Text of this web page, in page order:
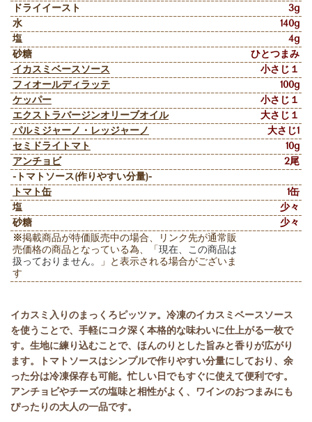
ドライイースト
3g
水
140g
塩
4g
砂糖
ひとつまみ
イカスミベースソース
小さじ１
フィオールディラッテ
100g
ケッパー
小さじ１
エクストラバージンオリーブオイル
大さじ１
パルミジャーノ・レッジャーノ
大さじ1
セミドライトマト
10g
アンチョビ
2尾
-トマトソース(作りやすい分量)-
トマト缶
1缶
塩
少々
砂糖
少々
※掲載商品が特価販売中の場合、
リンク先が通常販
売価格の商品となっている為、 「現在、この商品は
扱っておりません。
」と表示される場合がございま
す
イカスミ入りのまっくろピッツァ。冷凍のイカスミベースソース
を使うことで、手軽にコク深く本格的な味わいに仕上がる一枚で
す。生地に練り込むことで、ほんのりとした旨みと香りが広がり
ます。トマトソースはシンプルで作りやすい分量にしており、余
った分は冷凍保存も可能。忙しい日でもすぐに使えて便利です。
アンチョビやチーズの塩味と相性がよく、ワインのおつまみにも
ぴったりの大人の一品です。